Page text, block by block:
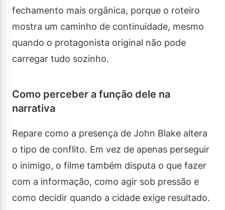
fechamento mais orgânica, porque o roteiro
mostra um caminho de continuidade, mesmo
quando o protagonista original não pode
carregar tudo sozinho.
Como perceber a função dele na
narrativa
Repare como a presença de John Blake altera
o tipo de conflito. Em vez de apenas perseguir
o inimigo, o filme também disputa o que fazer
com a informação, como agir sob pressão e
como decidir quando a cidade exige resultado.